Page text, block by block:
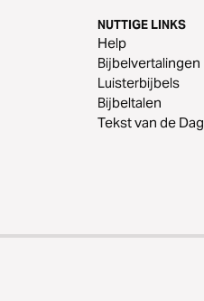
NUTTIGE LINKS
Help
Bijbelvertalingen
Luisterbijbels
Bijbeltalen
Tekst van de Dag